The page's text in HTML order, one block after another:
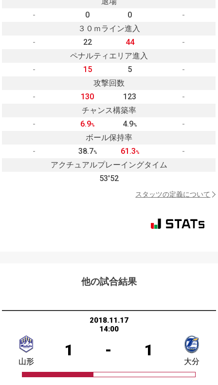
-
0 0
-
３０ｍライン進入
-
22 44
-
ペナルティエリア進入
-
15 5
-
攻撃回数
-
130 123
-
チャンス構築率
-
6.9% 4.9%
-
ボール保持率
-
38.7% 61.3%
-
アクチュアルプレーイングタイム
53'52
スタッツの定義について
他の試合結果
2018.11.17
14:00
1 - 1
山形 大分